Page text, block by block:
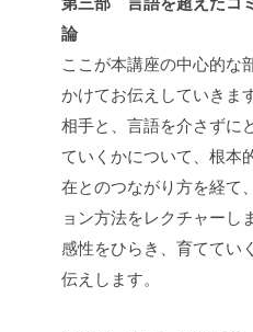
論
ここが本講座の中心的な
かけてお伝えしていきま
相手と、言語を介さずに
ていくかについて、根本
在とのつながり方を経て
ョン方法をレクチャーし
感性をひらき、育ててい
伝えします。